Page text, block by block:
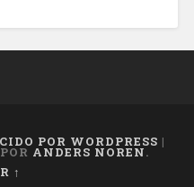
POR WORDPRESS |
ANDERS NOREN.
↑